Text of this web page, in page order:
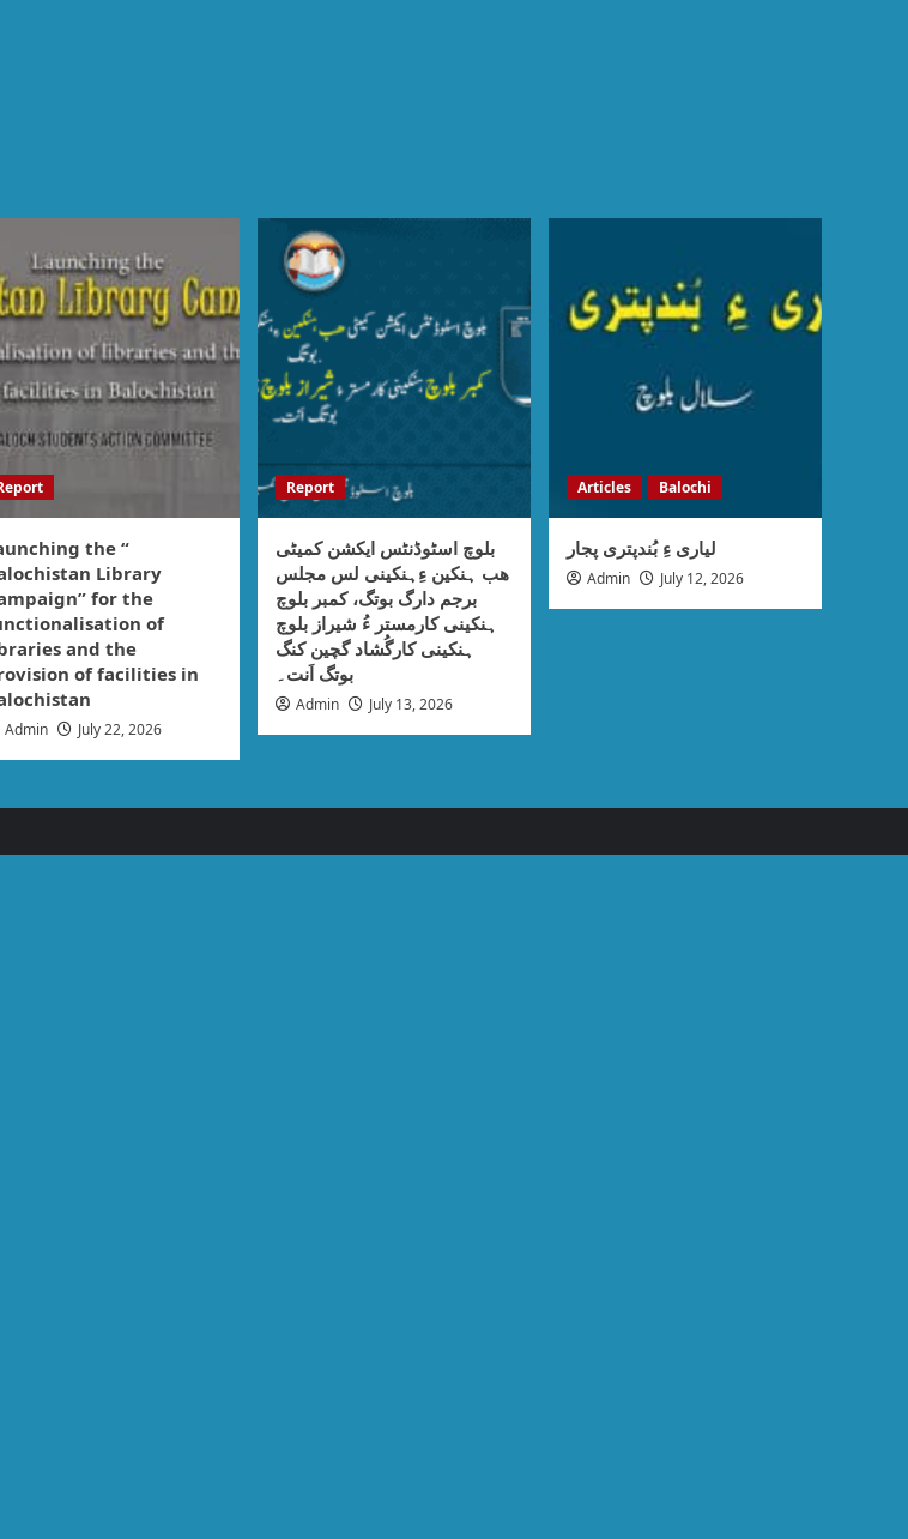
the “
Library
for the
of
and the
of facilities in
Admin July 22, 2026
Report
بلوچ اسٹوڈنٹس ایکشن کمیٹی
ھب ہنکین ءِہنکینی لس مجلس
برجم دارگ بوتگ، کمبر بلوچ
ہنکینی کارمستر ءُ شیراز بلوچ
ہنکینی کارگُشاد گچین کنگ
بوتگ اَنت۔
Admin July 13, 2026
Articles Balochi
لیاری ءِ بُندپتری پجار
Admin July 12, 2026